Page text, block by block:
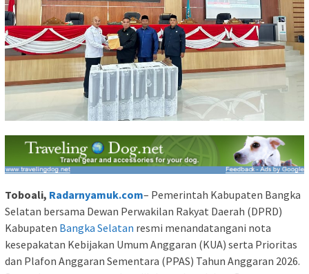
Toboali, Radarnyamuk.com– Pemerintah Kabupaten Bangka
Selatan bersama Dewan Perwakilan Rakyat Daerah (DPRD)
Kabupaten Bangka Selatan resmi menandatangani nota
kesepakatan Kebijakan Umum Anggaran (KUA) serta Prioritas
dan Plafon Anggaran Sementara (PPAS) Tahun Anggaran 2026.